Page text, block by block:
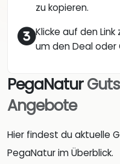
zu kopieren.
Klicke auf den
um den Deal oder
PegaNatur
Angebote
Hier findest du aktuelle
PegaNatur im Überblick.